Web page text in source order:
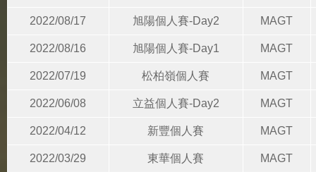
2022/08/17 旭陽個人賽-Day2 MAGT
2022/08/16 旭陽個人賽-Day1 MAGT
2022/07/19 松柏嶺個人賽 MAGT
2022/06/08 立益個人賽-Day2 MAGT
2022/04/12 新豐個人賽 MAGT
2022/03/29 東華個人賽 MAGT